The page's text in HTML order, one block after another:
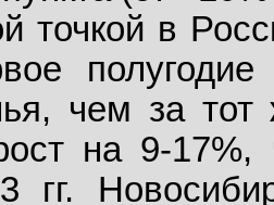
точкой в
чем за тот
на 9-17%,
гг.